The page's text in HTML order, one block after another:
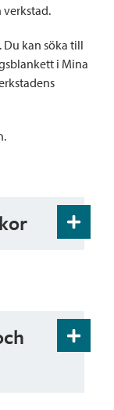
kan söka till
i Mina